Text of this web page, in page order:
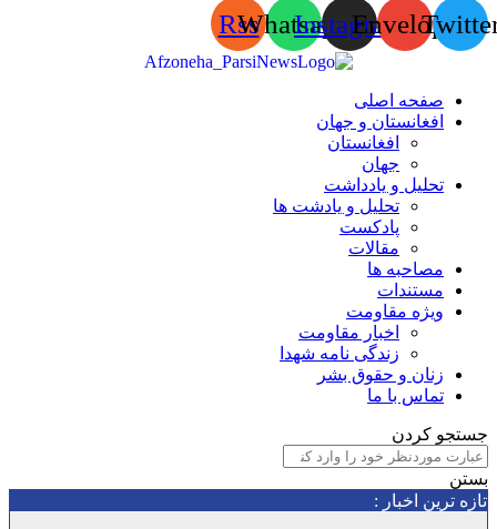
Instagram
Whatsapp
Rss
صفحه اصلی
افغانستان و جهان
افغانستان
جهان
تحلیل و یادداشت
تحلیل و یادشت ها
پادکست
مقالات
مصاحبه ها
مستندات
ویژه مقاومت
اخبار مقاومت
زندگی نامه شهدا
زنان و حقوق بشر
تماس با ما
کردن
اخبار :